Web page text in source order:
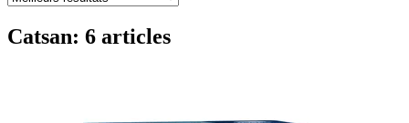
Catsan: 6 articles